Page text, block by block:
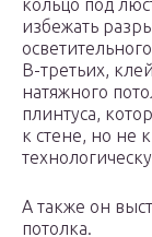
кольцо под
избежать
В-третьих,
натяжного
плинтуса,
к стене, но не
А также он
потолка.